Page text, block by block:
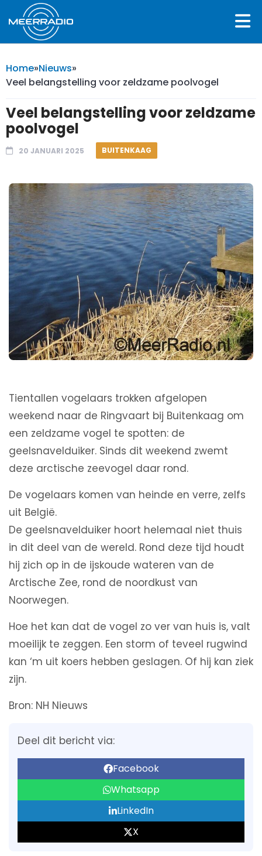
Home»Nieuws»
Veel belangstelling voor zeldzame poolvogel
Veel belangstelling voor zeldzame
poolvogel
20 JANUARI 2025 BUITENKAAG
Tientallen vogelaars trokken afgelopen
weekend naar de Ringvaart bij Buitenkaag om
een zeldzame vogel te spotten: de
geelsnavelduiker. Sinds dit weekend zwemt
deze arctische zeevogel daar rond.
De vogelaars komen van heinde en verre, zelfs
uit België.
De geelsnavelduiker hoort helemaal niet thuis
in dit deel van de wereld. Rond deze tijd houdt
hij zich op in de ijskoude wateren van de
Arctische Zee, rond de noordkust van
Noorwegen.
Hoe het kan dat de vogel zo ver van huis is, valt
moeilijk te zeggen. Een storm of teveel rugwind
kan ‘m uit koers hebben geslagen. Of hij kan ziek
zijn.
Bron: NH Nieuws
Deel dit bericht via:
Facebook
Whatsapp
LinkedIn
X